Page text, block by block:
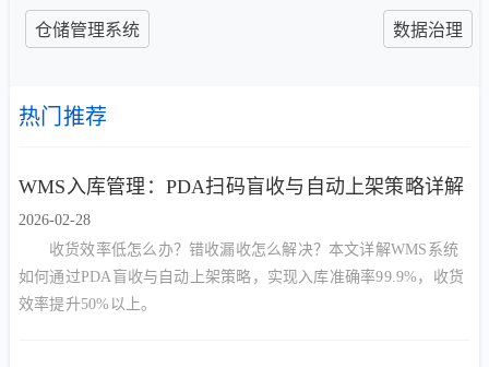
仓储管理系统 数据治理
热门推荐
WMS入库管理：PDA扫码盲收与自动上架策略详解
2026-02-28
收货效率低怎么办？错收漏收怎么解决？本文详解WMS系统
如何通过PDA盲收与自动上架策略，实现入库准确率99.9%，收货
效率提升50%以上。